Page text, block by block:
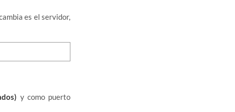
es el servidor,
y como puerto